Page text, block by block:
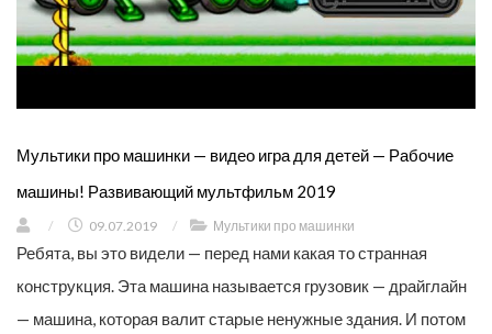
Мультики про машинки — видео игра для детей — Рабочие
машины! Развивающий мультфильм 2019
/ 09.07.2019 / Мультики про машинки
Ребята, вы это видели — перед нами какая то странная
конструкция. Эта машина называется грузовик — драйглайн
— машина, которая валит старые ненужные здания. И потом